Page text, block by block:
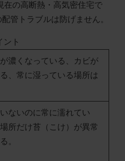
在の高断熱・高気密住宅で
管トラブルは防げません。
ント
濃くなっている、カビが
、常に湿っている場所は
ないのに常に濡れてい
所だけ苔（こけ）が異常
。